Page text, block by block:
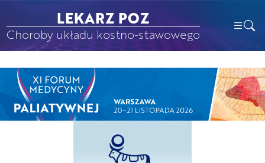
LEKARZ POZ
Choroby układu kostno-stawowego